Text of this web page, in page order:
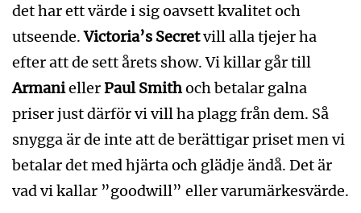
det har ett värde i sig oavsett kvalitet och
utseende.Victoria’s Secretvill alla tjejer ha
efter att de sett årets show. Vi killar går till
ArmaniellerPaul Smithoch betalar galna
priser just därför vi vill ha plagg från dem. Så
snygga är de inte att de berättigar priset men vi
betalar det med hjärta och glädje ändå. Det är
vad vi kallar ”goodwill” eller varumärkesvärde.